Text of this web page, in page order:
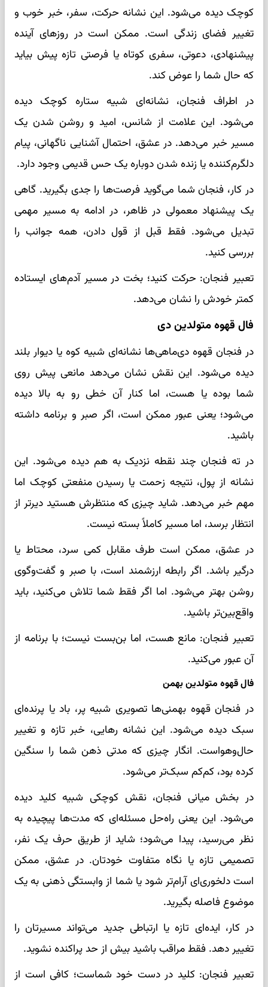
کوچک دیده می‌شود. این نشانه حرکت، سفر، خبر خوب و
تغییر فضای زندگی است. ممکن است در روزهای آینده
پیشنهادی، دعوتی، سفری کوتاه یا فرصتی تازه پیش بیاید
که حال شما را عوض کند.
در اطراف فنجان، نشانه‌ای شبیه ستاره کوچک دیده
می‌شود. این علامت از شانس، امید و روشن شدن یک
مسیر خبر می‌دهد. در عشق، احتمال آشنایی ناگهانی، پیام
دلگرم‌کننده یا زنده شدن دوباره یک حس قدیمی وجود دارد.
در کار، فنجان شما می‌گوید فرصت‌ها را جدی بگیرید. گاهی
یک پیشنهاد معمولی در ظاهر، در ادامه به مسیر مهمی
تبدیل می‌شود. فقط قبل از قول دادن، همه جوانب را
بررسی کنید.
تعبیر فنجان: حرکت کنید؛ بخت در مسیر آدم‌های ایستاده
کمتر خودش را نشان می‌دهد.
فال قهوه متولدین دی
در فنجان قهوه دی‌ماهی‌ها نشانه‌ای شبیه کوه یا دیوار بلند
دیده می‌شود. این نقش نشان می‌دهد مانعی پیش روی
شما بوده یا هست، اما کنار آن خطی رو به بالا دیده
می‌شود؛ یعنی عبور ممکن است، اگر صبر و برنامه داشته
باشید.
در ته فنجان چند نقطه نزدیک به هم دیده می‌شود. این
نشانه از پول، نتیجه زحمت یا رسیدن منفعتی کوچک اما
مهم خبر می‌دهد. شاید چیزی که منتظرش هستید دیرتر از
انتظار برسد، اما مسیر کاملاً بسته نیست.
در عشق، ممکن است طرف مقابل کمی سرد، محتاط یا
درگیر باشد. اگر رابطه ارزشمند است، با صبر و گفت‌وگوی
روشن بهتر می‌شود. اما اگر فقط شما تلاش می‌کنید، باید
واقع‌بین‌تر باشید.
تعبیر فنجان: مانع هست، اما بن‌بست نیست؛ با برنامه از
آن عبور می‌کنید.
فال قهوه متولدین بهمن
در فنجان قهوه بهمنی‌ها تصویری شبیه پر، باد یا پرنده‌ای
سبک دیده می‌شود. این نشانه رهایی، خبر تازه و تغییر
حال‌وهواست. انگار چیزی که مدتی ذهن شما را سنگین
کرده بود، کم‌کم سبک‌تر می‌شود.
در بخش میانی فنجان، نقش کوچکی شبیه کلید دیده
می‌شود. این یعنی راه‌حل مسئله‌ای که مدت‌ها پیچیده به
نظر می‌رسید، پیدا می‌شود؛ شاید از طریق حرف یک نفر،
تصمیمی تازه یا نگاه متفاوت خودتان. در عشق، ممکن
است دلخوری‌ای آرام‌تر شود یا شما از وابستگی ذهنی به یک
موضوع فاصله بگیرید.
در کار، ایده‌ای تازه یا ارتباطی جدید می‌تواند مسیرتان را
تغییر دهد. فقط مراقب باشید بیش از حد پراکنده نشوید.
تعبیر فنجان: کلید در دست خود شماست؛ کافی است از